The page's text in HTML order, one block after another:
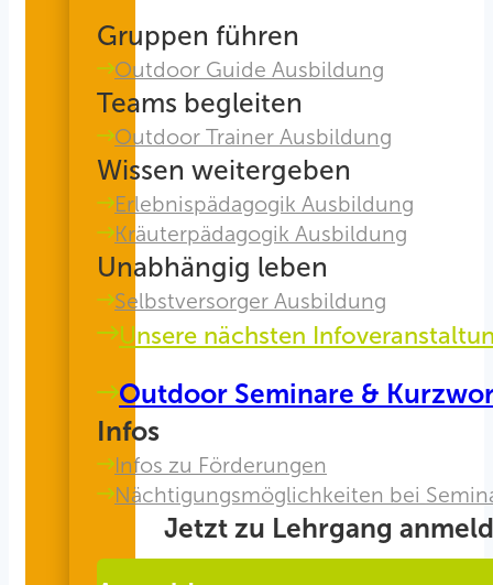
Gruppen führen
Outdoor Guide Ausbildung
Teams begleiten
Outdoor Trainer Ausbildung
Wissen weitergeben
Erlebnispädagogik Ausbildung
Kräuterpädagogik Ausbildung
Unabhängig leben
Selbstversorger Ausbildung
Unsere nächsten
Outdoor Seminare &
Infos
Infos zu Förderungen
Nächtigungsmöglichkeiten bei
Jetzt zu Lehrgang